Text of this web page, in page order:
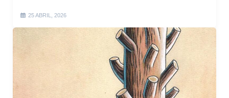
25 ABRIL, 2026